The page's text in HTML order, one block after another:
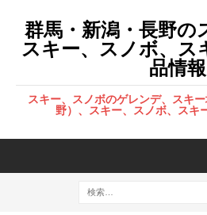
群馬・新潟・長野の
スキー、スノボ、ス
品情報
スキー、スノボのゲレンデ、スキ
野）、スキー、スノボ、スキ